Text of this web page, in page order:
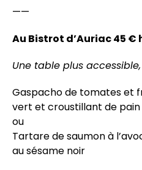
——
Au Bistrot d’Auriac 45 €
Une table plus
Gaspacho de tomates et
vert et croustillant de pain
ou
Tartare de saumon à
au sésame noir